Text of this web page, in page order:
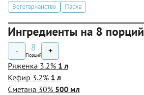
Вегетарианство Пасха
Ингредиенты на 8 порций
- 8
Порций +
Ряженка 3.2% 1 л
Кефир 3.2% 1 л
Сметана 30% 500 мл